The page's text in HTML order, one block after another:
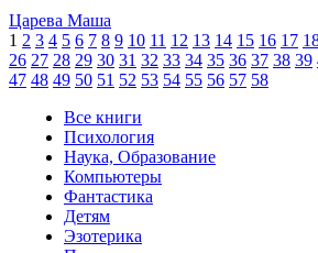
Царева Маша
1 2 3 4 5 6 7 8 9 10 11 12 13 14 15 16 17
26 27 28 29 30 31 32 33 34 35 36 37 38 39
47 48 49 50 51 52 53 54 55 56 57 58
Все книги
Психология
Наука, Образование
Компьютеры
Фантастика
Детям
Эзотерика